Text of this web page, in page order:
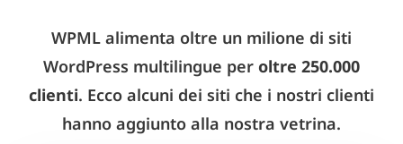
WPML alimenta oltre un milione di siti
WordPress multilingue per oltre 250.000
clienti. Ecco alcuni dei siti che i nostri clienti
hanno aggiunto alla nostra vetrina.